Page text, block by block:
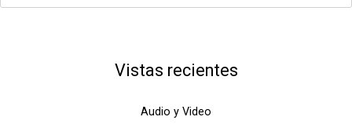
Vistas recientes
Audio y Video